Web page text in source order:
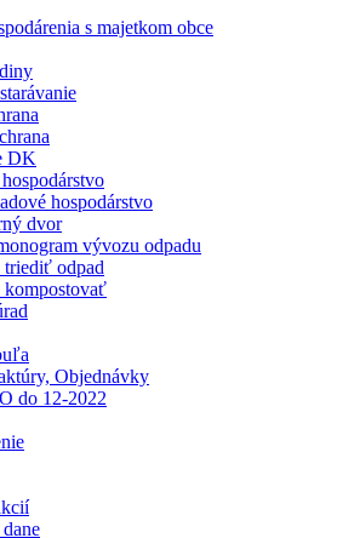
s majetkom obce
DK
hospodárstvo
dvor
vývozu odpadu
odpad
Objednávky
do 12-2022